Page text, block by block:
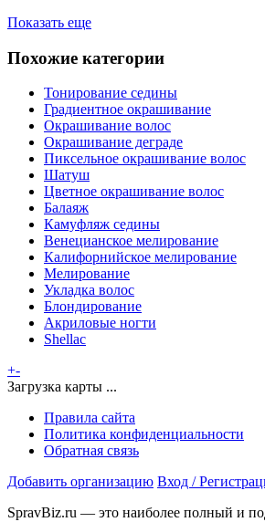
Показать еще
Похожие категории
Тонирование седины
Градиентное окрашивание
Окрашивание волос
Окрашивание деграде
Пиксельное окрашивание волос
Шатуш
Цветное окрашивание волос
Балаяж
Камуфляж седины
Венецианское мелирование
Калифорнийское мелирование
Мелирование
Укладка волос
Блондирование
Акриловые ногти
Shellac
+-
Загрузка карты ...
Правила сайта
Политика конфиденциальности
Обратная связь
Добавить организацию Вход /
SpravBiz.ru — это наиболее полный и